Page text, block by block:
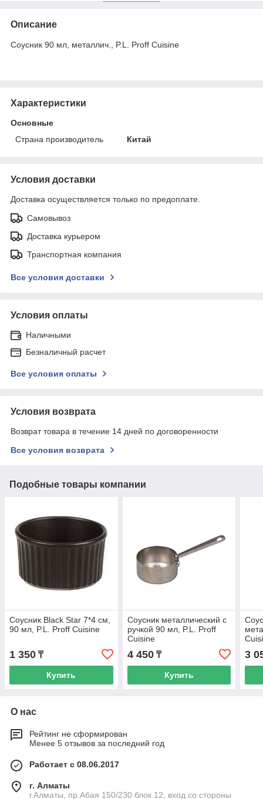
Описание
Соусник 90 мл, металлич., P.L. Proff Cuisine
Характеристики
Основные
Страна производитель
Китай
Условия доставки
Доставка осуществляется только по предоплате.
Самовывоз
Доставка курьером
Транспортная компания
Все условия доставки
Условия оплаты
Наличными
Безналичный расчет
Все условия оплаты
Условия возврата
Возврат товара в течение 14 дней по договоренности
Все условия возврата
Подобные товары компании
Соусник Black Star 7*4 см,
90 мл, P.L. Proff Cuisine
1 350 ₸
Купить
Соусник металлический с
ручкой 90 мл, P.L. Proff
Cuisine
4 450₸
Купить
3
О нас
Рейтинг не сформирован
Менее 5 отзывов за последний год
Работает с 08.06.2017
г. Алматы
г.Алматы, пр.Абая 150/230 блок 12, вход со стороны